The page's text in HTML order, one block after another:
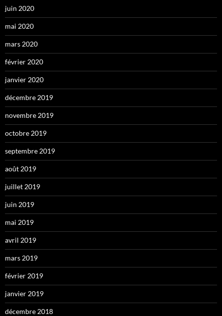
juin 2020
mai 2020
mars 2020
février 2020
janvier 2020
décembre 2019
novembre 2019
octobre 2019
septembre 2019
août 2019
juillet 2019
juin 2019
mai 2019
avril 2019
mars 2019
février 2019
janvier 2019
décembre 2018